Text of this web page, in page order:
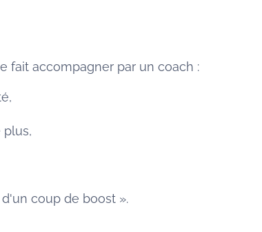
fait accompagner par un coach :
coup de boost ».